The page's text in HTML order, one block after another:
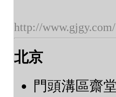
http://www.gjgy.com/
北京
門頭溝區齋